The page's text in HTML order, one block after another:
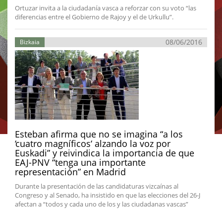
Ortuzar invita a la ciudadanía vasca a reforzar con su voto “las
diferencias entre el Gobierno de Rajoy y el de Urkullu”.
Bizkaia 08/06/2016
Esteban afirma que no se imagina “a los
‘cuatro magníficos‘ alzando la voz por
Euskadi” y reivindica la importancia de que
EAJ-PNV “tenga una importante
representación” en Madrid
Durante la presentación de las candidaturas vizcaínas al
Congreso y al Senado, ha insistido en que las elecciones del 26-J
afectan a “todos y cada uno de los y las ciudadanas vascas”